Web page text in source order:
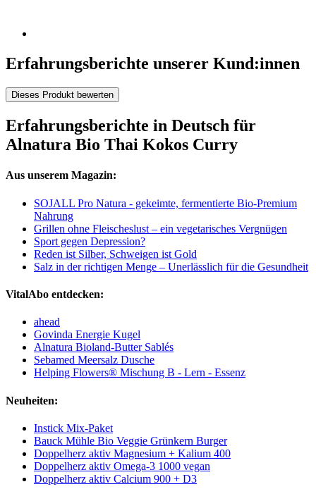
Erfahrungsberichte unserer Kund:innen
Dieses Produkt bewerten
Erfahrungsberichte in Deutsch für
Alnatura Bio Thai Kokos Curry
Aus unserem Magazin:
SOJALL Pro Natura - gekeimte, fermentierte Bio-Premium
Nahrung
Grillen ohne Fleischeslust – ein vegetarisches Vergnügen
Sport gegen Depression?
Reden ist Silber, Schweigen ist Gold
Salz in der richtigen Menge – Unerlässlich für die Gesundheit
VitalAbo entdecken:
ahead
Govinda Energie Kugel
Alnatura Bioland-Butter Sablés
Sebamed Meersalz Dusche
Helping Flowers® Mischung B - Lern - Essenz
Neuheiten:
Instick Mix-Paket
Bauck Mühle Bio Veggie Grünkern Burger
Doppelherz aktiv Magnesium + Kalium 400
Doppelherz aktiv Omega-3 1000 vegan
Doppelherz aktiv Calcium 900 + D3